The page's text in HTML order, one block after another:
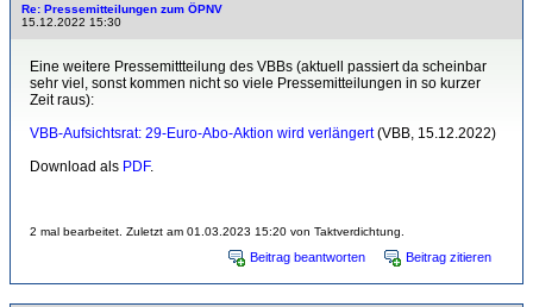
Re: Pressemitteilungen zum ÖPNV
15.12.2022 15:30
Eine weitere Pressemittteilung des VBBs (aktuell passiert da scheinbar
sehr viel, sonst kommen nicht so viele Pressemitteilungen in so kurzer
Zeit raus):
VBB-Aufsichtsrat: 29-Euro-Abo-Aktion wird verlängert(VBB, 15.12.2022)
Download als PDF.
2 mal bearbeitet. Zuletzt am 01.03.2023 15:20 von Taktverdichtung.
Beitrag beantworten Beitrag zitieren